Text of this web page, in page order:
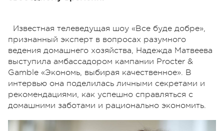
Известная телеведущая шоу «Все буде добре»,
признанный эксперт в вопросах разумного
ведения домашнего хозяйства, Надежда Матвеева
выступила амбассадором кампании Procter &
Gamble «Экономь, выбирая качественное». В
интервью она поделилась личными секретами и
рекомендациями, как успешно справляться с
домашними заботами и рационально экономить.